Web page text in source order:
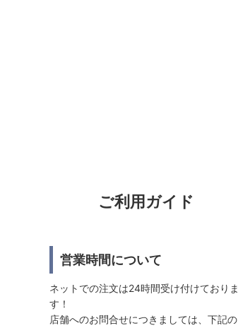
ご利用ガイド
営業時間について
ネットでの注文は24時間受け付けておりま
す！
店舗へのお問合せにつきましては、下記の